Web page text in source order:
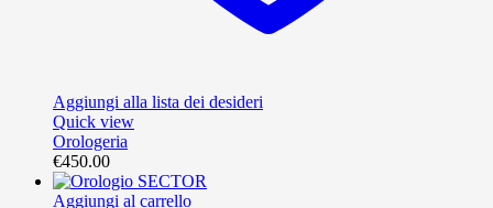
Aggiungi alla lista dei desideri
Quick view
Orologeria
€450.00
Aggiungi al carrello